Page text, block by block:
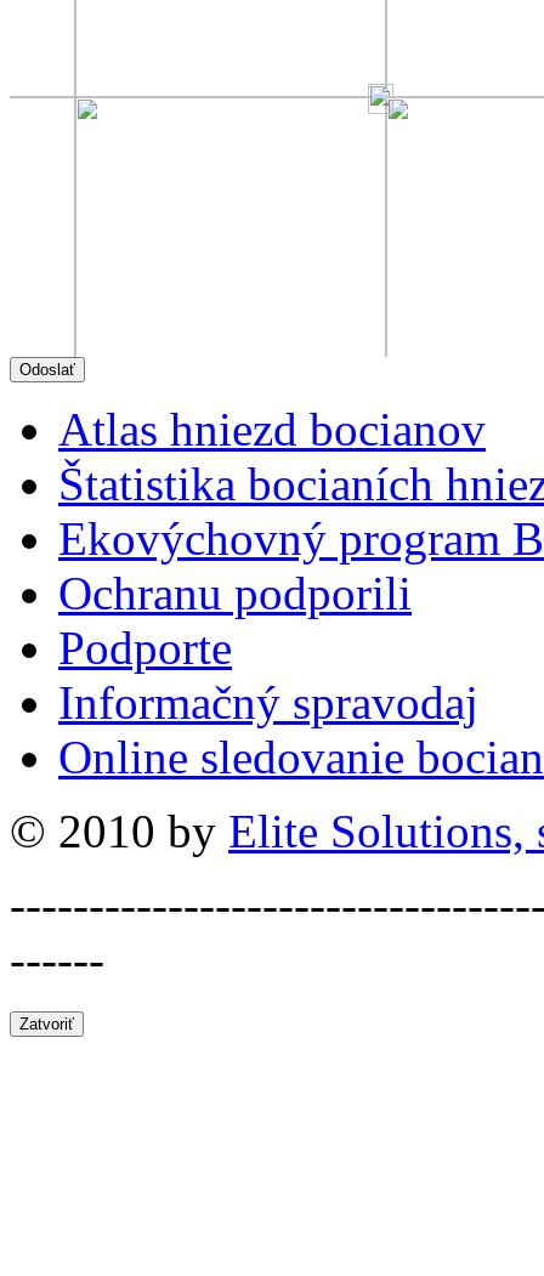
Atlas hniezd bocianov
Štatistika bocianích
Ekovýchovný program
Ochranu podporili
Podporte
Informačný spravodaj
Online sledovanie
© 2010 by Elite Solutions,
------